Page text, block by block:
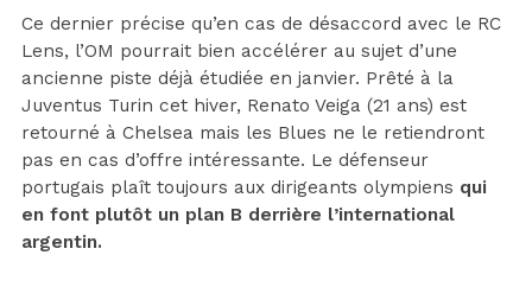
Ce dernier précise qu’en cas de désaccord avec le RC
Lens, l’OM pourrait bien accélérer au sujet d’une
ancienne piste déjà étudiée en janvier. Prêté à la
Juventus Turin cet hiver, Renato Veiga (21 ans) est
retourné à Chelsea mais les Blues ne le retiendront
pas en cas d’offre intéressante. Le défenseur
portugais plaît toujours aux dirigeants olympiens qui
en font plutôt un plan B derrière l’international
argentin.